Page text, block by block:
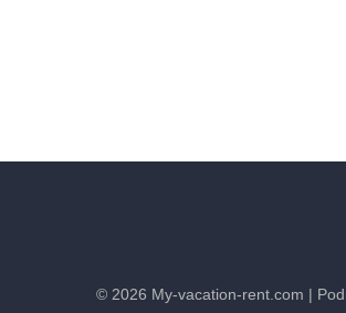
© 2026 My-vacation-rent.com |